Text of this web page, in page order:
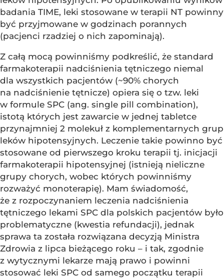
badania TIME, leki stosowane w terapii NT powinny
być przyjmowane w godzinach porannych
(pacjenci rzadziej o nich zapominają).
Z całą mocą powinniśmy podkreślić, że standard
farmakoterapii nadciśnienia tętniczego niemal
dla wszystkich pacjentów (~90% chorych
na nadciśnienie tętnicze) opiera się o tzw. leki
w formule SPC (ang. single pill combination),
istotą których jest zawarcie w jednej tabletce
przynajmniej 2 molekuł z komplementarnych grup
leków hipotensyjnych. Leczenie takie powinno być
stosowane od pierwszego kroku terapii tj. inicjacji
farmakoterapii hipotensyjnej (istnieją nieliczne
grupy chorych, wobec których powinniśmy
rozważyć monoterapię). Mam świadomość,
że z rozpoczynaniem leczenia nadciśnienia
tętniczego lekami SPC dla polskich pacjentów było
problematyczne (kwestia refundacji), jednak
sprawa ta została rozwiązana decyzją Ministra
Zdrowia z lipca bieżącego roku – i tak, zgodnie
z wytycznymi lekarze mają prawo i powinni
stosować leki SPC od samego początku terapii